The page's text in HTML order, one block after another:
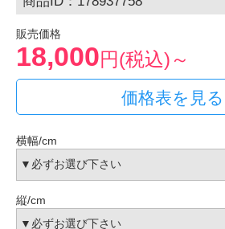
販売価格
18,000円(税込)～
価格表を見る
横幅/cm
縦/cm